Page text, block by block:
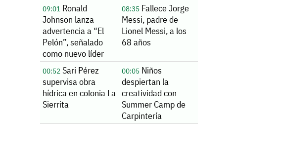
09:01 Ronald
Johnson lanza
advertencia a “El
Pelón”, señalado
como nuevo líder
del CJNG
08:35Fallece Jorge
Messi, padre de
Lionel Messi, a los
68 años
00:52 Sari Pérez
supervisa obra
hídrica en colonia La
Sierrita
00:05Niños
despiertan la
creatividad con
Summer Camp de
Carpintería